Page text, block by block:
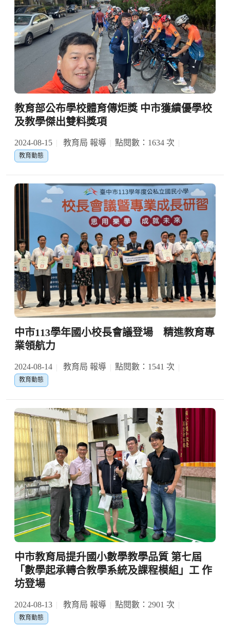
教育部公布學校體育傳炬獎 中市獲績優學校
及教學傑出雙料獎項
2024-08-15 教育局 報導 點閱數：1634 次
教育動態
中市113學年國小校長會議登場 精進教育專
業領航力
2024-08-14 教育局 報導 點閱數：1541 次
教育動態
中市教育局提升國小數學教學品質 第七屆
「數學起承轉合教學系統及課程模組」工 作
坊登場
2024-08-13 教育局 報導 點閱數：2901 次
教育動態